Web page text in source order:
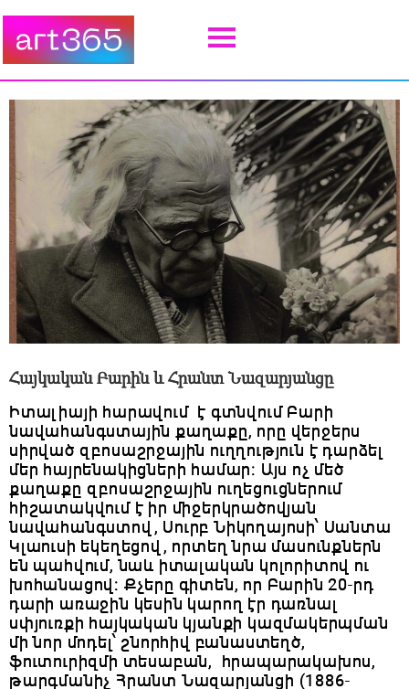
Հայկական Բարին և Հրանտ Նազարյանցը
Իտալիայի հարավում է գտնվում Բարի
նավահանգստային քաղաքը, որը վերջերս
սիրված զբոսաշրջային ուղղություն է դարձել
մեր հայրենակիցների համար։ Այս ոչ մեծ
քաղաքը զբոսաշրջային ուղեցուցներում
հիշատակվում է իր միջերկրածովյան
նավահանգստով, Սուրբ Նիկողայոսի՝ Սանտա
Կլաուսի եկեղեցով, որտեղ նրա մասունքներն
են պահվում, նաև իտալական կոլորիտով ու
խոհանացով։ Քչերը գիտեն, որ Բարին 20-րդ
դարի առաջին կեսին կարող էր դառնալ
սփյուռքի հայկական կյանքի կազմակերպման
մի նոր մոդել՝ շնորհիվ բանաստեղծ,
ֆուտուրիզմի տեսաբան, հրապարակախոս,
թարգմանիչ Հրանտ Նազարյանցի (1886-